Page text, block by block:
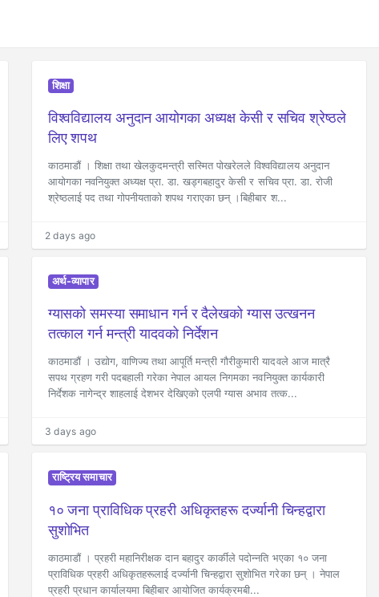
शिक्षा
विश्वविद्यालय अनुदान आयोगका अध्यक्ष केसी र सचिव श्रेष्ठले
लिए शपथ
काठमाडौं । शिक्षा तथा खेलकुदमन्त्री सस्मित पोखरेलले विश्वविद्यालय अनुदान
आयोगका नवनियुक्त अध्यक्ष प्रा. डा. खड्गबहादुर केसी र सचिव प्रा. डा. रोजी
श्रेष्ठलाई पद तथा गोपनीयताको शपथ गराएका छन् ।बिहीबार श...
2 days ago
अर्थ-व्यापार
ग्यासको समस्या समाधान गर्न र दैलेखको ग्यास उत्खनन
तत्काल गर्न मन्त्री यादवको निर्देशन
काठमाडौं । उद्योग, वाणिज्य तथा आपूर्ति मन्त्री गौरीकुमारी यादवले आज मात्रै
सपथ ग्रहण गरी पदबहाली गरेका नेपाल आयल निगमका नवनियुक्त कार्यकारी
निर्देशक नागेन्द्र शाहलाई देशभर देखिएको एलपी ग्यास अभाव तत्क...
3 days ago
राष्ट्रिय समाचार
१० जना प्राविधिक प्रहरी अधिकृतहरू दर्ज्यानी चिन्हद्वारा
सुशोभित
काठमाडौं । प्रहरी महानिरीक्षक दान बहादुर कार्कीले पदोन्नति भएका १० जना
प्राविधिक प्रहरी अधिकृतहरूलाई दर्ज्यानी चिन्हद्वारा सुशोभित गरेका छन् । नेपाल
प्रहरी प्रधान कार्यालयमा बिहीबार आयोजित कार्यक्रमबी...